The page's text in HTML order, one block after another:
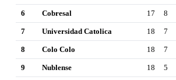
6 Cobresal 17 8
7 Universidad Catolica 18 7
8 Colo Colo 18 7
9 Nublense 18 5